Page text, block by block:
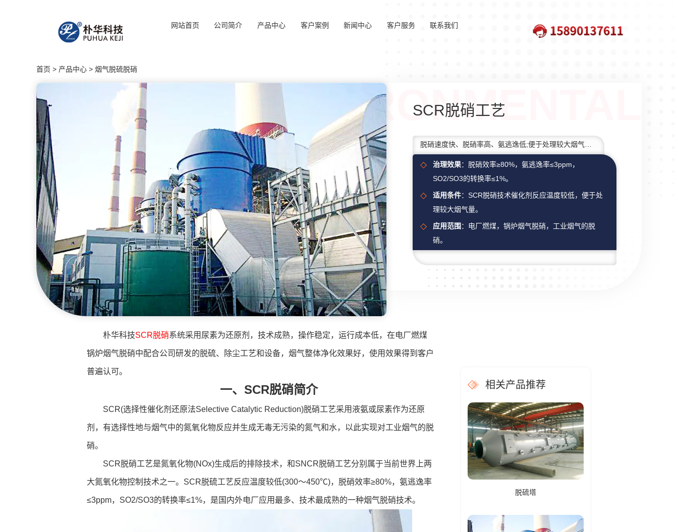
网站首页 公司简介 产品中心 客户案例 新闻中心 客户服务 联系我们
首页 > 产品中心 > 烟气脱硫脱硝
SCR脱硝工艺
治理效果：脱硝效率≥80%，氨逃逸率≤3ppm，
SO2/SO3的转换率≤1%。
适用条件：SCR脱硝技术催化剂反应温度较低，便于处
理较大烟气量。
应用范围 ：电厂燃煤，锅炉烟气脱硝，工业烟气的脱
硝。
朴华科技SCR脱硝系统采用尿素为还原剂，技术成熟，操作稳定，运行成本低，在电厂燃煤
锅炉烟气脱硝中配合公司研发的脱硫、除尘工艺和设备，烟气整体净化效果好，使用效果得到客户
普遍认可。
一、SCR脱硝简介
SCR(选择性催化剂还原法Selective Catalytic Reduction)脱硝工艺采用液氨或尿素作为还原
剂，有选择性地与烟气中的氮氧化物反应并生成无毒无污染的氮气和水，以此实现对工业烟气的脱
硝。
SCR脱硝工艺是氮氧化物(NOx)生成后的排除技术，和SNCR脱硝工艺分别属于当前世界上两
大氮氧化物控制技术之一。SCR脱硫工艺反应温度较低(300～450℃)，脱硝效率≥80%，氨逃逸率
≤3ppm，SO2/SO3的转换率≤1%，是国内外电厂应用最多、技术最成熟的一种烟气脱硝技术。
相关产品推荐
脱硫塔